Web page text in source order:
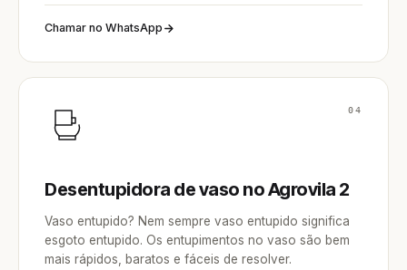
Chamar no WhatsApp
04
Desentupidora de vaso no Agrovila 2
Vaso entupido? Nem sempre vaso entupido significa
esgoto entupido. Os entupimentos no vaso são bem
mais rápidos, baratos e fáceis de resolver.